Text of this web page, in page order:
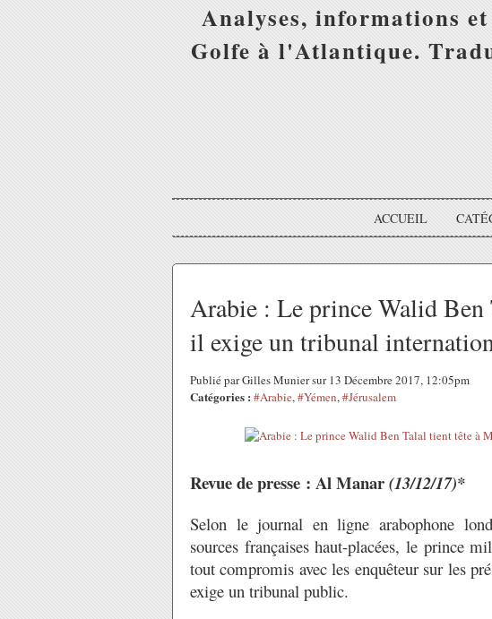
Analyses, informations
Golfe à l'Atlantique.
ACCUEIL
Arabie : Le prince Walid
il exige un tribunal
Publié par Gilles Munier sur 13 Décembre 2017, 12:05pm
Catégories : #Arabie,#Yémen,#Jérusalem
Revue de presse : Al Manar(13/12/17)*
Selon le journal en ligne arabophone
sources françaises haut-placées, le prince
tout compromis avec les enquêteur sur les
exige un tribunal public.